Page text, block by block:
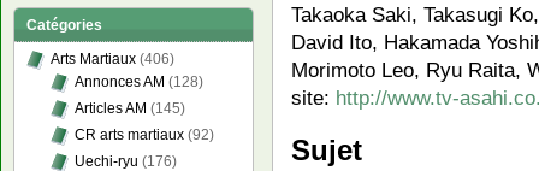
Takaoka Saki, Takasugi
David Ito, Hakamada
Morimoto Leo, Ryu Raita,
site: http://www.tv-
Sujet
Catégories
Arts Martiaux (406)
Annonces AM (128)
Articles AM (145)
CR arts martiaux (92)
Uechi-ryu (176)